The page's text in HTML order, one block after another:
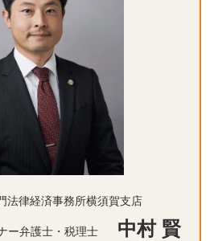
法律経済事務所横須賀支店
ー弁護士・税理士
中村 賢